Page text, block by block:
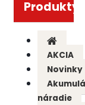
Produkty
AKCIA
Novinky
náradie